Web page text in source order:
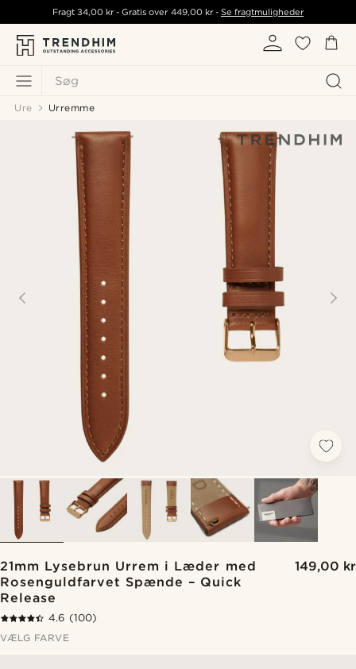
Søg
Fragt34,00 kr - Gratis over 449,00 kr- Se fragtmuligheder
Ure Urremme
21mm Lysebrun Urrem i Læder med
Rosenguldfarvet Spænde – Quick
Release
149,00 kr
4.6 (100)
VÆLG FARVE